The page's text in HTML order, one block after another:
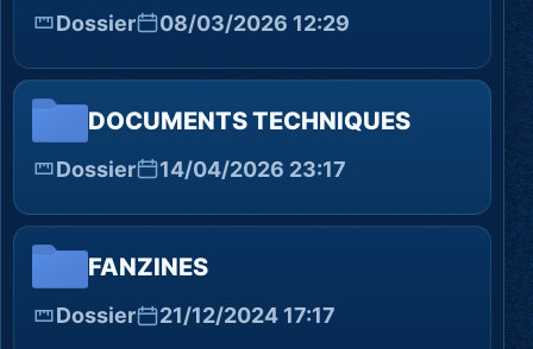
Dossier 08/03/2026 12:29
DOCUMENTS TECHNIQUES
Dossier 14/04/2026 23:17
FANZINES
Dossier 21/12/2024 17:17